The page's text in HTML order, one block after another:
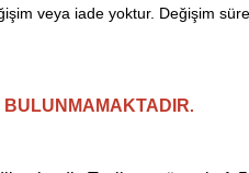
veya iade yoktur. Değişim
BULUNMAMAKTADIR.